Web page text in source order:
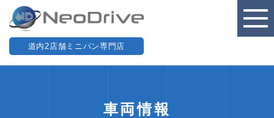
道内2店舗ミニバン専門店
車両情報